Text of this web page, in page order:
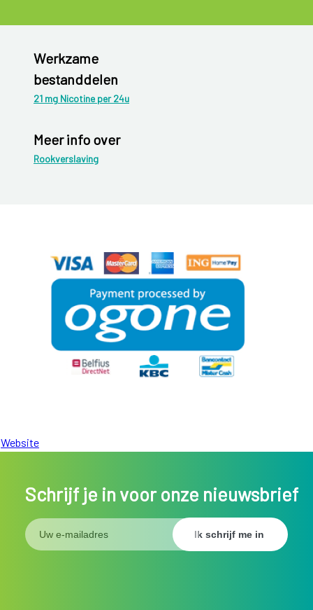
Werkzame
bestanddelen
21 mg Nicotine per 24u
Meer info over
Rookverslaving
Website
Schrijf je in voor onze nieuwsbrief